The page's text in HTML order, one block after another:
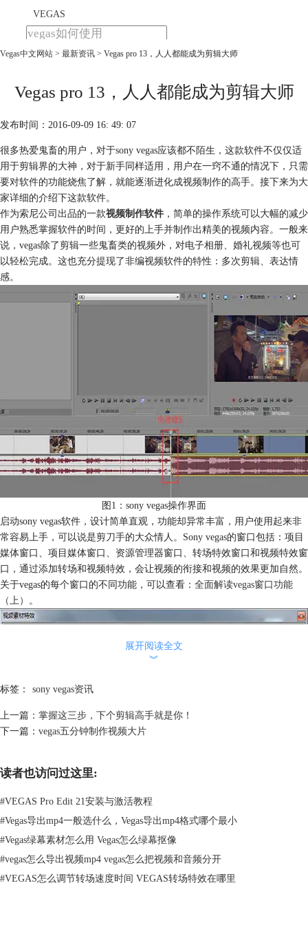
VEGAS
首页
下载
购买
Vegas中文网站 > 最新资讯 > Vegas pro 13，人人都能成为剪辑大师
Vegas pro 13，人人都能成为剪辑大师
发布时间：2016-09-09 16: 49: 07
很多热爱鬼畜的用户，对于sony vegas应该都不陌生，这款软件不仅仅适
用于剪辑界的大神，对于新手同样适用，用户在一窍不通的情况下，只需
要对软件的功能烧焦了解，就能逐渐进化成视频制作的高手。接下来为大
家详细的介绍下这款软件。
作为索尼公司出品的一款视频制作软件，简单的操作系统可以大幅的减少
用户熟悉掌握软件的时间，更好的上手并制作出精美的视频内容。一般来
说，vegas除了剪辑一些鬼畜类的视频外，对电子相册、婚礼视频等也可
以轻松完成。这也充分提现了非编视频软件的特性：多次剪辑、表达情
感。
图1：sony vegas操作界面
启动sony vegas软件，设计简单直观，功能却异常丰富，用户使用起来非
常容易上手，可以说是剪刀手的大众情人。Sony vegas的窗口包括：项目
媒体窗口、项目媒体窗口、资源管理器窗口、转场特效窗口和视频特效窗
口，通过添加转场和视频特效，会让视频的衔接和视频的效果更加自然。
关于vegas的每个窗口的不同功能，可以查看： 全面解读vegas窗口功能
（上）
。
图2：视频特效窗口
展开阅读全文
︾
标签： sony vegas资讯
上一篇： 掌握这三步，下个剪辑高手就是你！
下一篇： vegas五分钟制作视频大片
读者也访问过这里:
#VEGAS Pro Edit 21安装与激活教程
#Vegas导出mp4一般选什么，Vegas导出mp4格式哪个最小
#Vegas绿幕素材怎么用 Vegas怎么绿幕抠像
#vegas怎么导出视频mp4 vegas怎么把视频和音频分开
#VEGAS怎么调节转场速度时间 VEGAS转场特效在哪里